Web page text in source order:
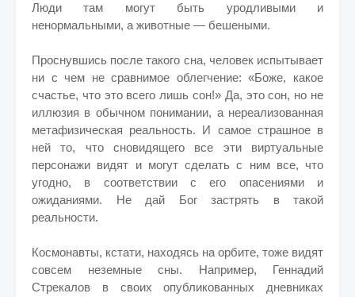
Люди там могут быть уродливыми и
ненормальными, а животные — бешеными.
Проснувшись после такого сна, человек испытывает
ни с чем не сравнимое облегчение: «Боже, какое
счастье, что это всего лишь сон!» Да, это сон, но не
иллюзия в обычном понимании, а нереализованная
метафизическая реальность. И самое страшное в
ней то, что сновидящего все эти виртуальные
персонажи видят и могут сделать с ним все, что
угодно, в соответствии с его опасениями и
ожиданиями. Не дай Бог застрять в такой
реальности.
Космонавты, кстати, находясь на орбите, тоже видят
совсем неземные сны. Например, Геннадий
Стрекалов в своих опубликованных дневниках